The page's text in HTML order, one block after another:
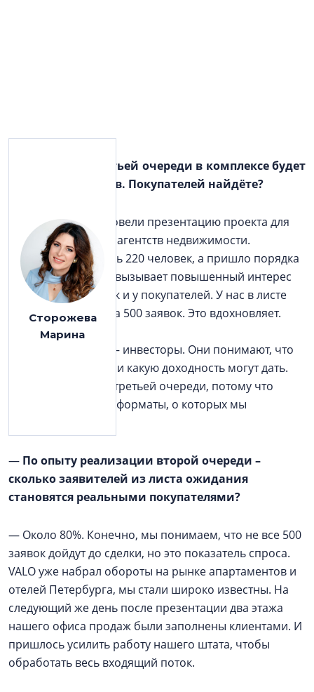
Сторожева
Марина
С выводом третьей очереди в комплексе будет
3625 апартаментов. Покупателей найдёте?
Накануне мы провели презентацию проекта для
наших партнёров – агентств недвижимости.
Зарегистрировалось 220 человек, а пришло порядка
300. То есть проект вызывает повышенный интерес
как у продавцов, так и у покупателей. У нас в листе
ожидания – порядка 500 заявок. Это вдохновляет.
Наши покупатели — инвесторы. Они понимают, что
такое апартаменты и какую доходность могут дать.
Они ждали выхода третьей очереди, потому что
знали: будут новые форматы, о которых мы
— По опыту реализации второй очереди –
сколько заявителей из листа ожидания
становятся реальными покупателями?
— Около 80%. Конечно, мы понимаем, что не все 500
заявок дойдут до сделки, но это показатель спроса.
VALO уже набрал обороты на рынке апартаментов и
отелей Петербурга, мы стали широко известны. На
следующий же день после презентации два этажа
нашего офиса продаж были заполнены клиентами. И
пришлось усилить работу нашего штата, чтобы
обработать весь входящий поток.